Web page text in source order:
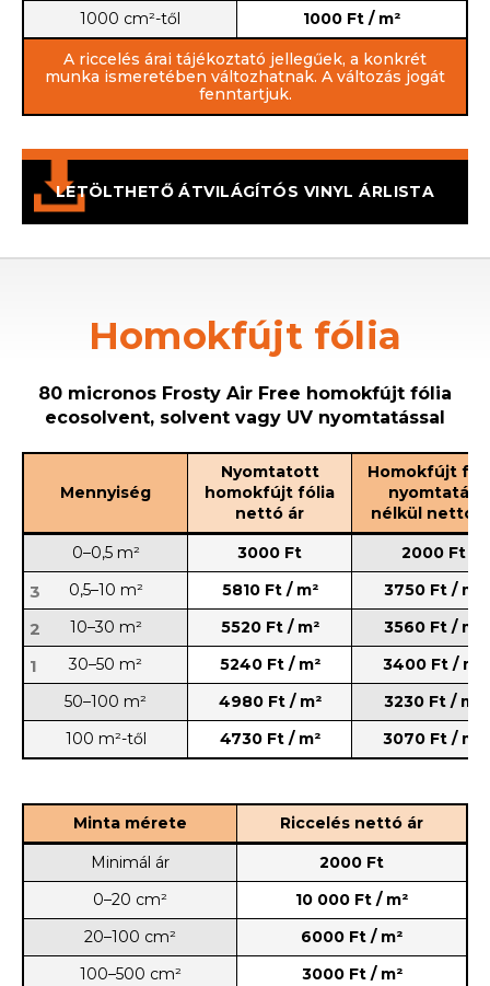
1000 cm²-től 1000 Ft / m²
A riccelés árai tájékoztató jellegűek, a konkrét
munka ismeretében változhatnak. A változás jogát
fenntartjuk.
LETÖLTHETŐ ÁTVILÁGÍTÓS VINYL ÁRLISTA
Homokfújt fólia
80 micronos Frosty Air Free homokfújt fólia
ecosolvent, solvent vagy UV nyomtatással
Mennyiség
Nyomtatott
homokfújt fólia
nettó ár
Homokfújt
nyomtatás
nélkül nettó
0–0,5 m²
3000 Ft 2000 Ft
3 0,5–10 m² 5810 Ft / m² 3750 Ft / m²
2 10–30 m² 5520 Ft / m² 3560 Ft / m²
1 30–50 m² 5240 Ft / m²
3400 Ft / m²
50–100 m²
4980 Ft / m²
3230 Ft / m²
100 m²-től
4730 Ft / m² 3070 Ft / m²
Minta mérete
Riccelés nettó ár
Minimál ár
2000 Ft
0–20 cm²
10 000 Ft / m²
20–100 cm²
6000 Ft / m²
100–500 cm²
3000 Ft / m²